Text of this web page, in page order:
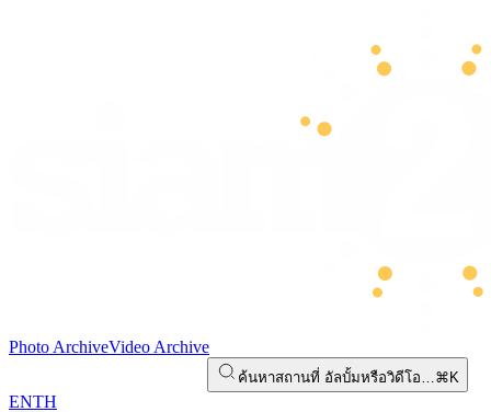
Photo ArchiveVideo Archive
ค้นหาสถานที่ อัลบั้มหรือวิดีโอ…⌘K
ENTH